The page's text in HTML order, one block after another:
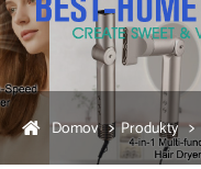
Domov Produkty